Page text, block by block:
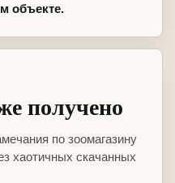
объекте.
получено
по зоомагазину
хаотичных скачанных